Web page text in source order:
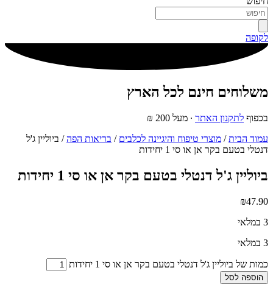
לקופה
משלוחים חינם לכל הארץ
בכפוף לתקנון האתר ∙ מעל 200 ₪
עמוד הבית/ מוצרי טיפוח והיגיינה לכלבים / בריאות הפה/ ביוליין ג'ל
דנטלי בטעם בקר אן או סי 1 יחידות
ביוליין ג'ל דנטלי בטעם בקר אן או סי 1 יחידות
₪47.90
3 במלאי
3 במלאי
כמות של ביוליין ג'ל דנטלי בטעם בקר אן או סי 1 יחידות
הוספה לסל